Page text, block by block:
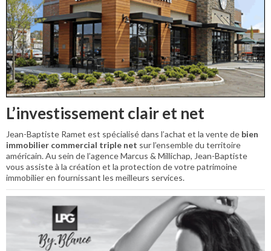
L’investissement clair et net
Jean-Baptiste Ramet est spécialisé dans l’achat et la vente de bien
immobilier commercial triple net sur l’ensemble du territoire
américain. Au sein de l’agence Marcus & Millichap, Jean-Baptiste
vous assiste à la création et la protection de votre patrimoine
immobilier en fournissant les meilleurs services.